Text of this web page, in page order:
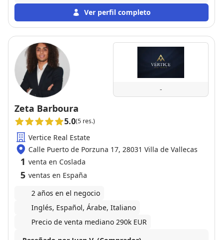
Ver perfil completo
-
Zeta Barboura
5.0(5 res.)
Vertice Real Estate
Calle Puerto de Porzuna 17, 28031 Villa de Vallecas
1 venta en Coslada
5 ventas en España
2 años en el negocio
Inglés, Español, Árabe, Italiano
Precio de venta mediano 290k EUR